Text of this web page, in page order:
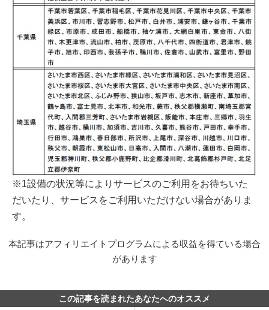
※1設備の状況等によりサービスのご利用をお待ちいた
だいたり、サービスをご利用いただけない場合がありま
す。
本記事はアフィリエイトプログラムによる収益を得ている場合
があります
この記事を読まれたあなたへのオススメ